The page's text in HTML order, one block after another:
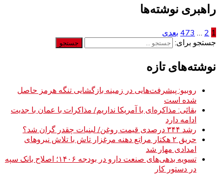
راهبری نوشته‌ها
1
2
473 بعدی
جستجو برای:
نوشته‌های تازه
روبیو: پیشرفت‌هایی در زمینه بازگشایی تنگه هرمز حاصل
شده است
بقائی: مذاکره‌ای با آمریکا نداریم/ مذاکرات با عمان با جدیت
ادامه دارد
رشد ۳۴۴ درصدی قیمت روغن/ لبنیات چقدر گران شد؟
حریق ۲ هکتار مراتع دهنه مرغزار تاش با تلاش نیروهای
امدادی مهار شد
تسویه بدهی‌های صنعت دارو در بودجه ۱۴۰۶؛ اصلاح بانک سپه
در دستور کار